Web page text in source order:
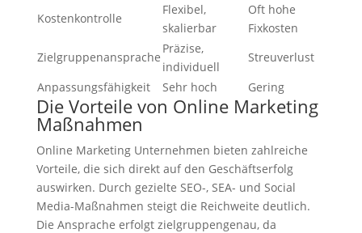
Kostenkontrolle
Flexibel,
skalierbar
Oft hohe
Fixkosten
Zielgruppenansprache
Präzise,
individuell
Streuverlust
Anpassungsfähigkeit
Sehr hoch Gering
Die Vorteile von Online Marketing
Maßnahmen
Online Marketing Unternehmen bieten zahlreiche
Vorteile, die sich direkt auf den Geschäftserfolg
auswirken. Durch gezielte SEO-, SEA- und Social
Media-Maßnahmen steigt die Reichweite deutlich.
Die Ansprache erfolgt zielgruppengenau, da